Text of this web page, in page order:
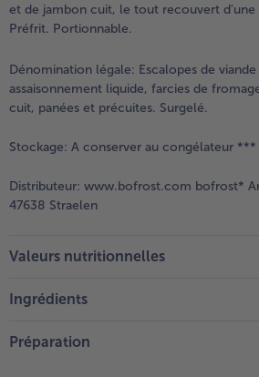
et de jambon cuit, le tout recouvert d'une
Préfrit. Portionnable.
Dénomination légale: Escalopes de
assaisonnement liquide, farcies de
cuit, panées et précuites. Surgelé.
Stockage: A conserver au congélateur ***
Distributeur: www.bofrost.com bofrost*
47638 Straelen
Valeurs nutritionnelles
Ingrédients
Préparation